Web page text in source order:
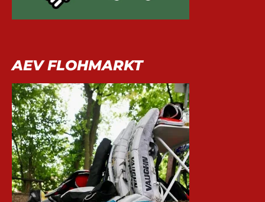
AEV FLOHMARKT